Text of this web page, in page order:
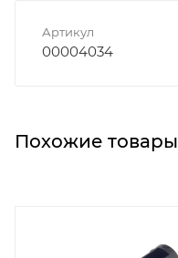
Артикул
00004034
Похожие товары